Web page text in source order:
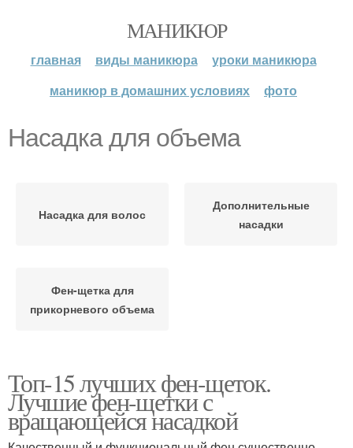
МАНИКЮР
главная виды маникюра
уроки маникюра
маникюр в домашних условиях
фото
Насадка для объема
Насадка для волос
Дополнительные
насадки
Фен-щетка для
прикорневого объема
Топ-15 лучших фен-щеток.
Лучшие фен-щетки с
вращающейся насадкой